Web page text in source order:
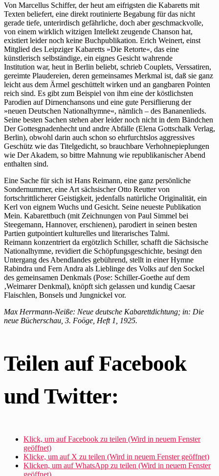
Von Marcellus Schiffer, der heut am eifrigsten die Kabaretts mit
Texten beliefert, eine direkt routinierte Begabung für das nicht
gerade tiefe, unterirdisch gefährliche, doch aber geschmackvolle,
von einem wirklich witzigen Intellekt zeugende Chanson hat,
existiert leider noch keine Buchpublikation. Erich Weinert, einst
Mitglied des Leipziger Kabaretts »Die Retorte«, das eine
künstlerisch selbständige, ein eignes Gesicht wahrende
Institution war, heut in Berlin beliebt, schrieb Couplets, Verssatiren,
gereimte Plaudereien, deren gemeinsames Merkmal ist, daß sie ganz
leicht aus dem Ärmel geschüttelt wirken und an gangbaren Pointen
reich sind. Es gibt zum Beispiel von ihm eine der köstlichsten
Parodien auf Dirnenchansons und eine gute Persiflierung der
»neuen Deutschen Nationalhymne«, nämlich – des Bananenlieds.
Seine besten Sachen stehen aber leider noch nicht in dem Bändchen
Der Gottesgnadenhecht und andre Abfälle (Elena Gottschalk Verlag,
Berlin), obwohl darin auch schon so ehrfurchtslos aggressives
Geschütz wie das Titelgedicht, so brauchbare Verhohnepieplungen
wie Der Akadem, so bittre Mahnung wie republikanischer Abend
enthalten sind.
Eine Sache für sich ist Hans Reimann, eine ganz persönliche
Sondernummer, eine Art sächsischer Otto Reutter von
fortschrittlicherer Geistigkeit, jedenfalls natürliche Originalität, ein
Kerl von eignem Wuchs und Gesicht. Seine neueste Publikation
Mein. Kabarettbuch (mit Zeichnungen von Paul Simmel bei
Steegemann, Hannover, erschienen), parodiert in seinen besten
Partien gutpointiert kulturelles und literarisches Talmi.
Reimann konzentriert da ergötzlich Schiller, schafft die Sächsische
Nationalhymne, revidiert die Schöpfungsgeschichte, besingt den
Untergang des Abendlandes gebührend, stellt in einer Hymne
Rabindra und Fern Andra als Lieblinge des Volks auf den Sockel
des gemeinsamen Denkmals (Pose: Schiller-Goethe auf dem
‚Weimarer Denkmal), knöpft sich gelassen und kundig Caesar
Flaischlen, Bonsels und Jungnickel vor.
Max Herrmann-Neiße: Neue deutsche Kabarettdichtung; in: Die
neue Bücherschau, 3. Foöge, Heft 1, 1925.
Teilen auf Facebook
und Twitter:
Klick, um auf Facebook zu teilen (Wird in neuem Fenster
geöffnet)
Klicke, um auf X zu teilen (Wird in neuem Fenster geöffnet)
Klicken, um auf WhatsApp zu teilen (Wird in neuem Fenster
geöffnet)